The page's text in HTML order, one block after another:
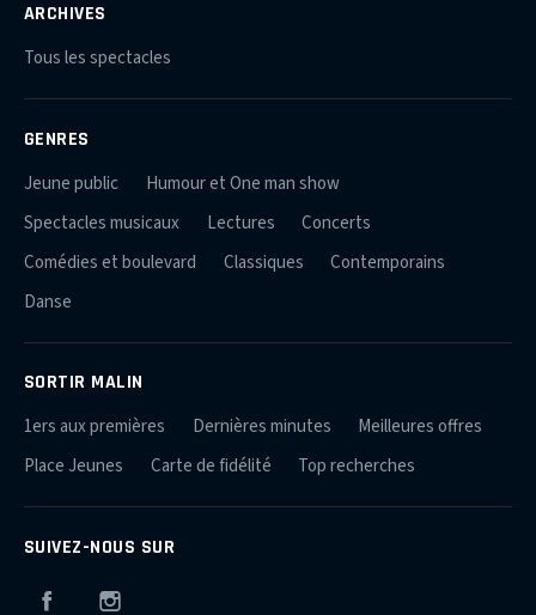
ARCHIVES
Tous les spectacles
GENRES
Jeune public
Humour et One man show
Spectacles musicaux
Lectures
Concerts
Comédies et boulevard
Classiques
Contemporains
Danse
SORTIR MALIN
1ers aux premières Dernières minutes
Meilleures offres
Place Jeunes
Carte de fidélité Top recherches
SUIVEZ-NOUS SUR
Facebook